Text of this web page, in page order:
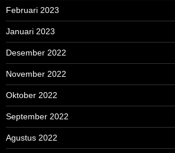
Februari 2023
Januari 2023
Desember 2022
November 2022
Oktober 2022
September 2022
Agustus 2022